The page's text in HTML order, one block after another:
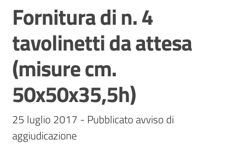
appaltanti
Contatti
Salta al contenuto
Fornitura di n. 4
tavolinetti da attesa
(misure cm.
50x50x35,5h)
25 luglio 2017 - Pubblicato avviso di
aggiudicazione